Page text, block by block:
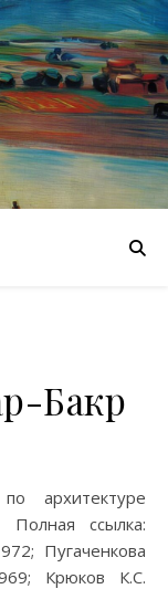
Бакр
Полная ссылка:
Пугаченкова
Крюков К.С.